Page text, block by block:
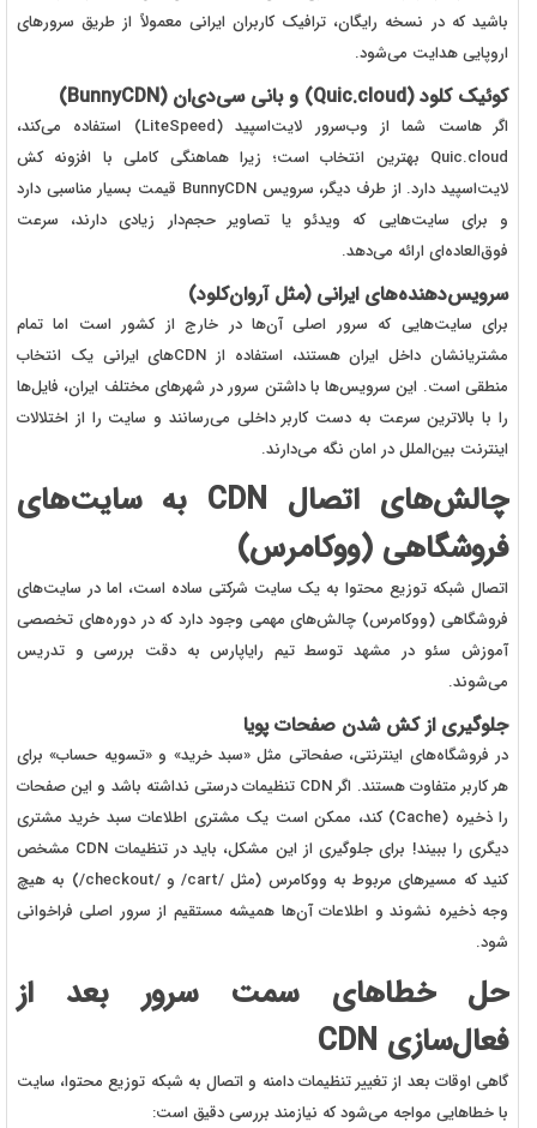
باشید که در نسخه رایگان، ترافیک کاربران ایرانی معمولاً از طریق سرورهای
اروپایی هدایت می‌شود.
کوئیک کلود (Quic.cloud) و بانی سی‌دی‌ان (BunnyCDN)
اگر هاست شما از وب‌سرور لایت‌اسپید (LiteSpeed) استفاده می‌کند،
Quic.cloud بهترین انتخاب است؛ زیرا هماهنگی کاملی با افزونه کش
لایت‌اسپید دارد. از طرف دیگر، سرویس BunnyCDN قیمت بسیار مناسبی دارد
و برای سایت‌هایی که ویدئو یا تصاویر حجم‌دار زیادی دارند، سرعت
فوق‌العاده‌ای ارائه می‌دهد.
سرویس‌دهنده‌های ایرانی (مثل آروان‌کلود)
برای سایت‌هایی که سرور اصلی آن‌ها در خارج از کشور است اما تمام
مشتریانشان داخل ایران هستند، استفاده از CDNهای ایرانی یک انتخاب
منطقی است. این سرویس‌ها با داشتن سرور در شهرهای مختلف ایران، فایل‌ها
را با بالاترین سرعت به دست کاربر داخلی می‌رسانند و سایت را از اختلالات
اینترنت بین‌الملل در امان نگه می‌دارند.
چالش‌های اتصال CDN به سایت‌های
فروشگاهی (ووکامرس)
اتصال شبکه توزیع محتوا به یک سایت شرکتی ساده است، اما در سایت‌های
فروشگاهی (ووکامرس) چالش‌های مهمی وجود دارد که در دوره‌های تخصصی
آموزش سئو در مشهد توسط تیم رایاپارس به دقت بررسی و تدریس
می‌شوند.
جلوگیری از کش شدن صفحات پویا
در فروشگاه‌های اینترنتی، صفحاتی مثل «سبد خرید» و «تسویه حساب» برای
هر کاربر متفاوت هستند. اگر CDN تنظیمات درستی نداشته باشد و این صفحات
را ذخیره (Cache) کند، ممکن است یک مشتری اطلاعات سبد خرید مشتری
دیگری را ببیند! برای جلوگیری از این مشکل، باید در تنظیمات CDN مشخص
کنید که مسیرهای مربوط به ووکامرس (مثل /cart/ و /checkout/) به هیچ
وجه ذخیره نشوند و اطلاعات آن‌ها همیشه مستقیم از سرور اصلی فراخوانی
شود.
حل خطاهای سمت سرور بعد از
فعال‌سازی CDN
گاهی اوقات بعد از تغییر تنظیمات دامنه و اتصال به شبکه توزیع محتوا، سایت
با خطاهایی مواجه می‌شود که نیازمند بررسی دقیق است: